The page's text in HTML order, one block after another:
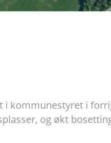
kommunestyret i
og økt